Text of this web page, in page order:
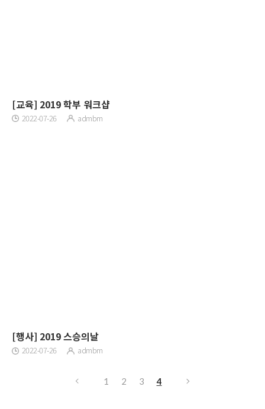
[교육] 2019 학부 워크샵
2022-07-26 admbm
[행사] 2019 스승의날
2022-07-26 admbm
1 2 3 4